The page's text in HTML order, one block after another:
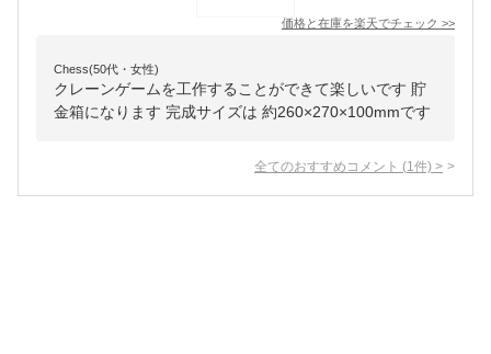
価格と在庫を楽天でチェック >>
Chess(50代・女性)
クレーンゲームを工作することができて楽しいです 貯
金箱になります 完成サイズは 約260×270×100mmです
全てのおすすめコメント (1 件) >